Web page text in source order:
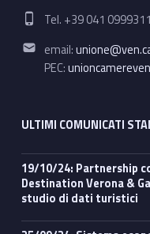
Phone number:
Tel. +39 041 0999311
Email address:
email:
PEC:
ULTIMI COMUNICATI
19/10/24: Partnership con DMO Dolomiti Bellunesi e
Destination Verona &
studio di dati turistici